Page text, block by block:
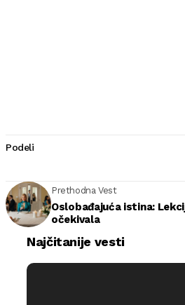
Podeli
Prethodna Vest
Oslobađajuća istina:
očekivala
Najčitanije vesti